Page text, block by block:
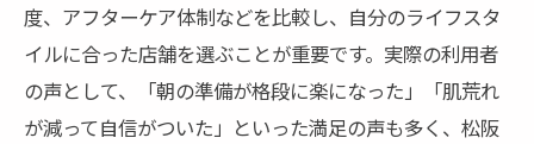
度、アフターケア体制などを比較し、自分のライフスタ
イルに合った店舗を選ぶことが重要です。実際の利用者
の声として、「朝の準備が格段に楽になった」「肌荒れ
が減って自信がついた」といった満足の声も多く、松阪